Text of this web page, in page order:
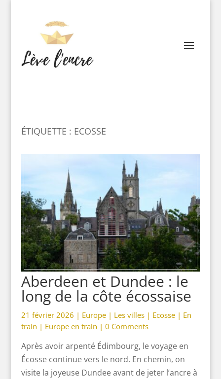
ÉTIQUETTE : ECOSSE
Aberdeen et Dundee : le
long de la côte écossaise
21 février 2026 | Europe| Les villes| Ecosse| En
train | Europe en train | 0 Comments
Après avoir arpenté Édimbourg, le voyage en
Écosse continue vers le nord. En chemin, on
visite la joyeuse Dundee avant de jeter l’ancre à